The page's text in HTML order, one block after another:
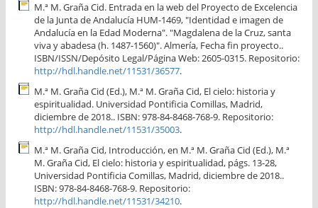
M.ª M. Graña Cid. Entrada en la web del Proyecto de Excelencia
de la Junta de Andalucía HUM-1469, "Identidad e imagen de
Andalucía en la Edad Moderna". "Magdalena de la Cruz, santa
viva y abadesa (h. 1487-1560)". Almería, Fecha fin proyecto..
ISBN/ISSN/Depósito Legal/Página Web: 2605-0315. Repositorio:
http://hdl.handle.net/11531/36577.
M.ª M. Graña Cid (Ed.), M.ª M. Graña Cid, El cielo: historia y
espiritualidad. Universidad Pontificia Comillas, Madrid,
diciembre de 2018.. ISBN: 978-84-8468-768-9. Repositorio:
http://hdl.handle.net/11531/35003.
M.ª M. Graña Cid, Introducción, en M.ª M. Graña Cid (Ed.), M.ª
M. Graña Cid, El cielo: historia y espiritualidad, págs. 13-28,
Universidad Pontificia Comillas, Madrid, diciembre de 2018..
ISBN: 978-84-8468-768-9. Repositorio:
http://hdl.handle.net/11531/34210.